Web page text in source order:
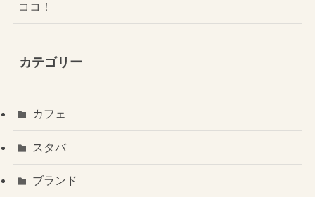
ココ！
カテゴリー
カフェ
スタバ
ブランド